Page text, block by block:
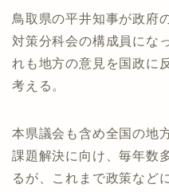
鳥取県の平井知事が政府
対策分科会の構成員にな
れも地方の意見を国政に
考える。
本県議会も含め全国の地
課題解決に向け、毎年数
るが、これまで政策など